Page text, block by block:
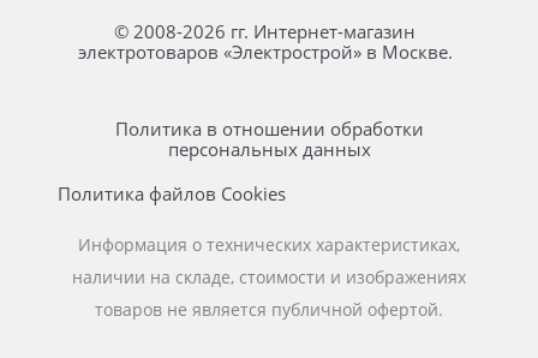
© 2008-2026 гг. Интернет-магазин
электротоваров «Электрострой» в Москве.
Политика в отношении обработки
персональных данных
Политика файлов Cookies
Информация о технических характеристиках,
наличии на складе, стоимости и изображениях
товаров не является публичной офертой.